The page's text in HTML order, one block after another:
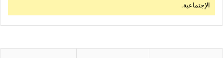
الإجتماعية.